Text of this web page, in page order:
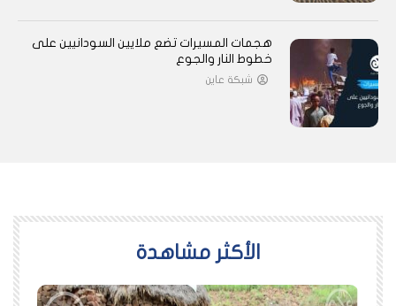
هجمات المسيرات تضع ملايين السودانيين على
خطوط النار والجوع
شبكة عاين
اﻷكثر مشاهدة